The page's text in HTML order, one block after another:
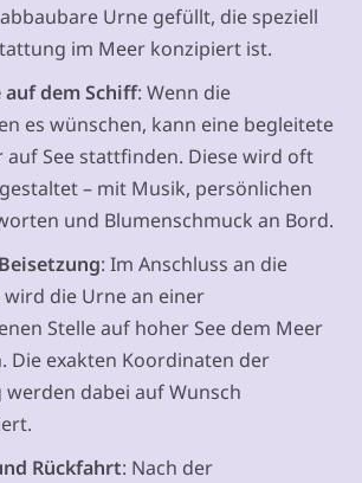
Urne gefüllt, die speziell
im Meer konzipiert ist.
dem Schiff: Wenn die
es wünschen, kann eine begleitete
auf See stattfinden. Diese wird oft
– mit Musik, persönlichen
und Blumenschmuck an Bord.
: Im Anschluss an die
die Urne an einer
Stelle auf hoher See dem Meer
Die exakten Koordinaten der
werden dabei auf Wunsch
Rückfahrt: Nach der